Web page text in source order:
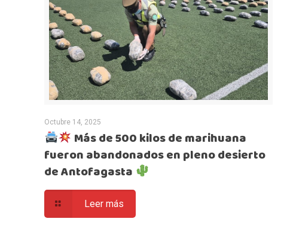
Octubre 14, 2025
Más de 500 kilos de marihuana
fueron abandonados en pleno desierto
de Antofagasta
Leer más